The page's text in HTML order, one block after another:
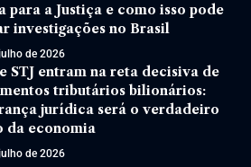
para a Justiça e como isso pode
investigações no Brasil
de 2026
STJ entram na reta decisiva de
tributários bilionários:
jurídica será o verdadeiro
da economia
de 2026